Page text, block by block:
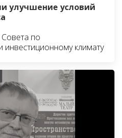
улучшение условий
по
инвестиционному климату